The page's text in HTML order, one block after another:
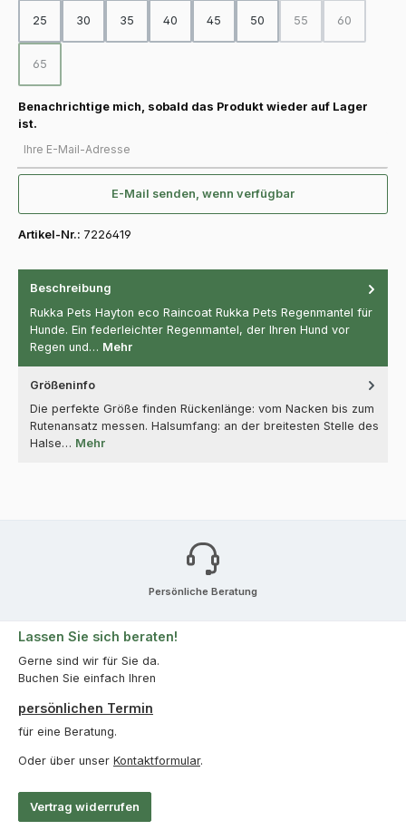
25 30 35 40 45 50 55
(Diese Option ist
60
(Diese
65
(Diese Option ist zurzeit nicht verfügbar.)
Benachrichtige mich, sobald das Produkt wieder auf Lager
ist.
E-Mail senden, wenn verfügbar
Artikel-Nr.: 7226419
Beschreibung
Rukka Pets Hayton eco Raincoat Rukka Pets Regenmantel für
Hunde. Ein federleichter Regenmantel, der Ihren Hund vor
Regen und… Mehr
Größeninfo
Die perfekte Größe finden Rückenlänge: vom Nacken bis zum
Rutenansatz messen. Halsumfang: an der breitesten Stelle des
Halse… Mehr
Persönliche Beratung
Lassen Sie sich beraten!
Gerne sind wir für Sie da.
Buchen Sie einfach Ihren
persönlichen Termin
für eine Beratung.
Oder über unser Kontaktformular.
Vertrag widerrufen